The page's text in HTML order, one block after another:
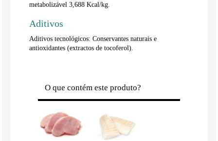
metabolizável 3,688 Kcal/kg.
Aditivos
Aditivos tecnológicos: Conservantes naturais e
antioxidantes (extractos de tocoferol).
O que contém este produto?